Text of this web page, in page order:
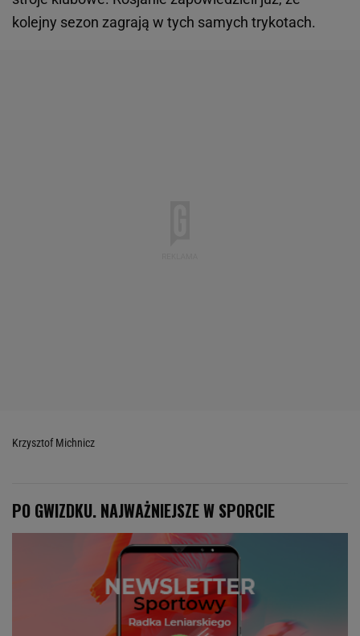
kolejny sezon zagrają w tych samych trykotach.
Krzysztof Michnicz